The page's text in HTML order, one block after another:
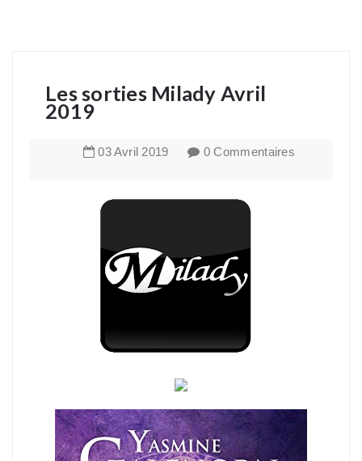
Les sorties Milady Avril
2019
03Avril 2019 0 Commentaires